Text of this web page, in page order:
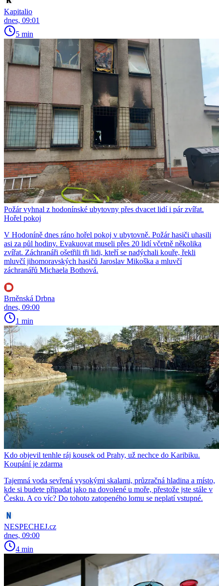
Kapitalio
dnes, 09:01
5 min
Požár vyhnal z hodonínské ubytovny přes dvacet lidí i pár zvířat.
Hořel pokoj
V Hodoníně dnes ráno hořel pokoj v ubytovně. Požár hasiči uhasili
asi za půl hodiny. Evakuovat museli přes 20 lidí včetně několika
zvířat. Záchranáři ošetřili tři lidi, kteří se nadýchali kouře, řekli
mluvčí jihomoravských hasičů Jaroslav Mikoška a mluvčí
záchranářů Michaela Bothová.
Brněnská Drbna
dnes, 09:00
1 min
Kdo objevil tenhle ráj kousek od Prahy, už nechce do Karibiku.
Koupání je zdarma
Tajemná voda sevřená vysokými skalami, průzračná hladina a místo,
kde si budete připadat jako na dovolené u moře, přestože jste stále v
Česku. A co víc? Do tohoto zatopeného lomu se neplatí vstupné.
NESPECHEJ.cz
dnes, 09:00
4 min